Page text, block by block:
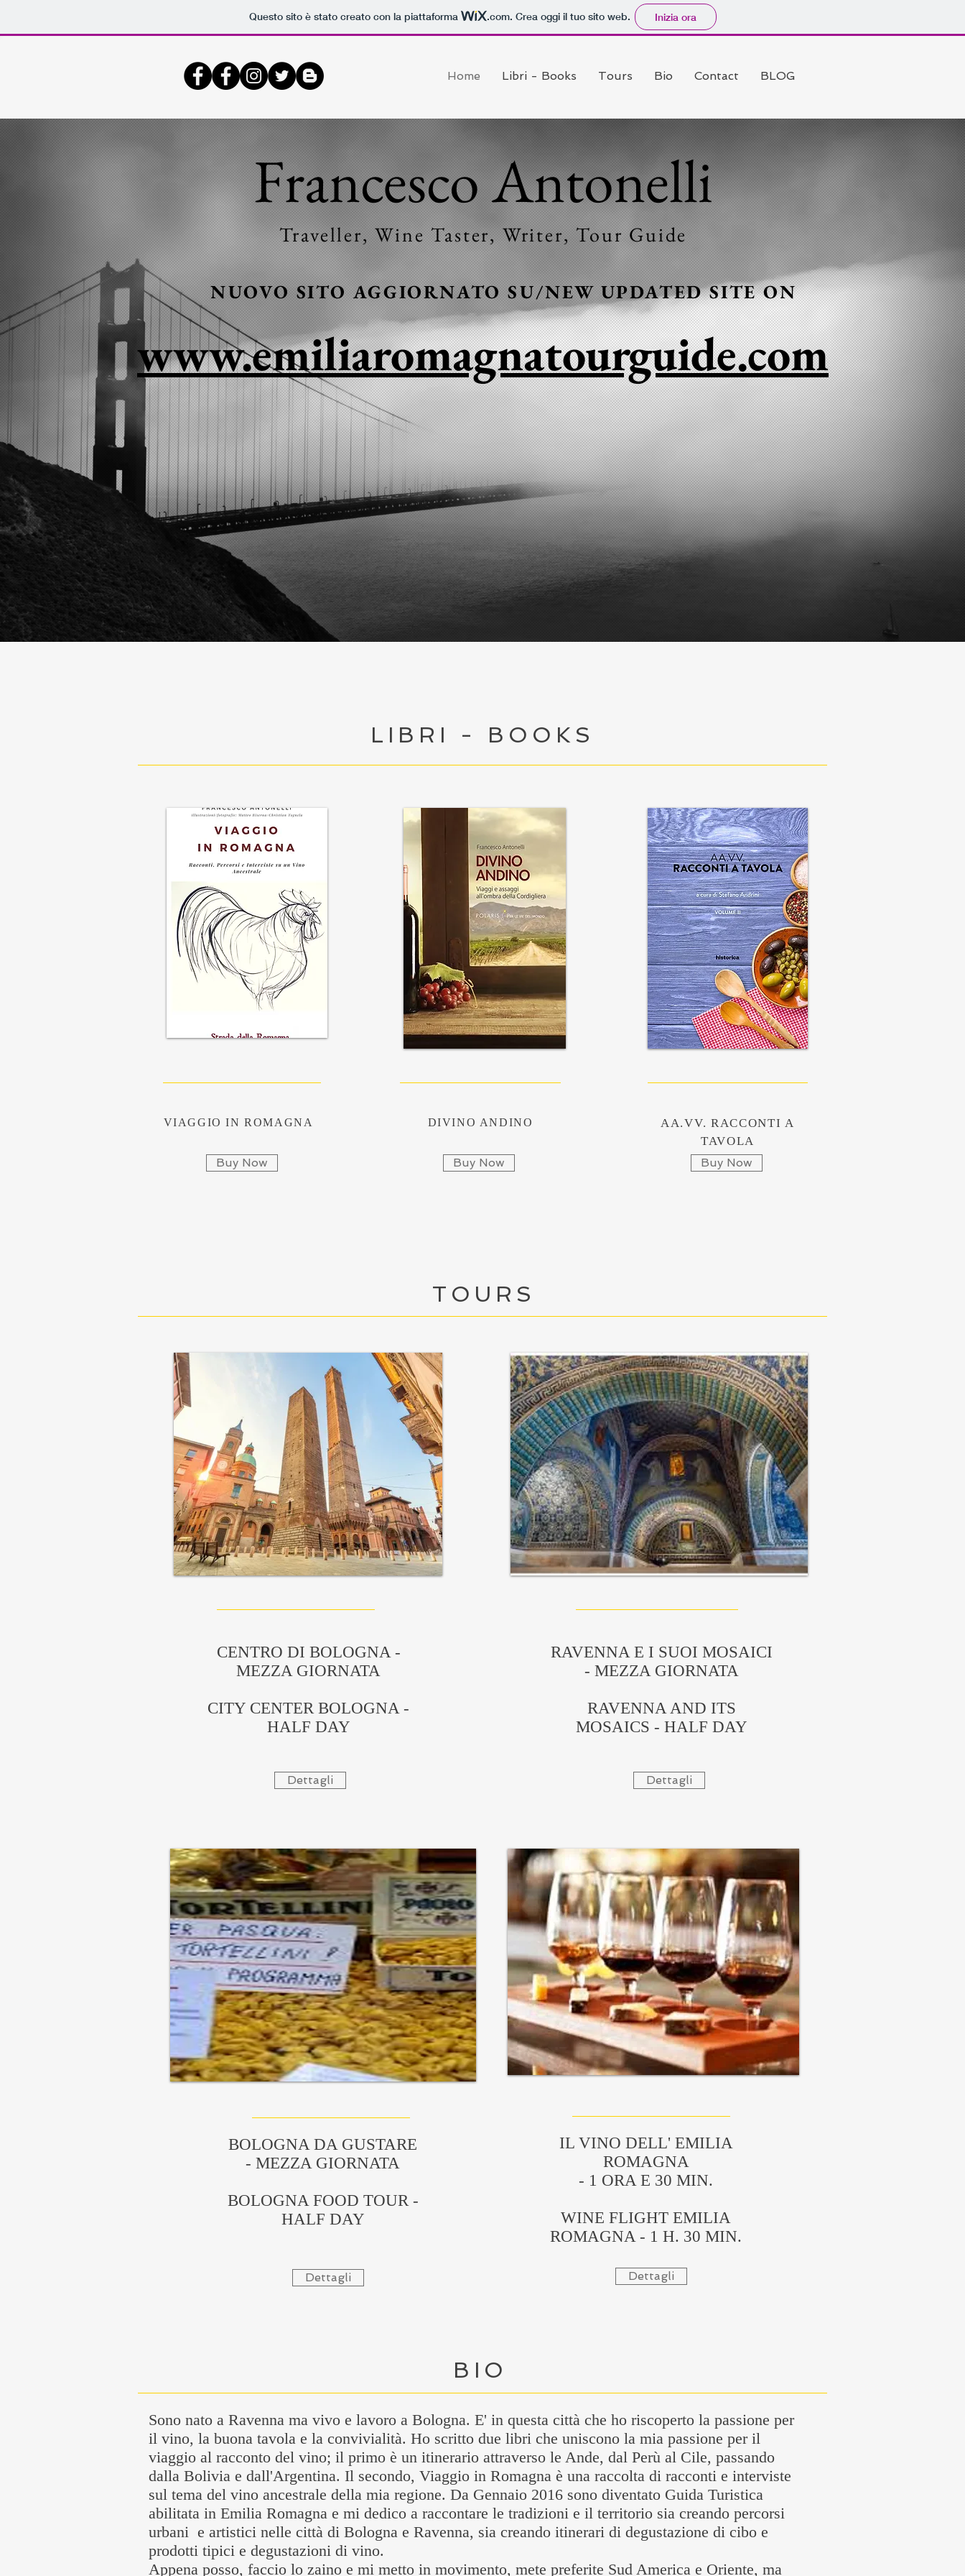
Questo sito è stato creato con la piattaforma .com. Crea oggi il tuo sito web. Inizia ora
Home Libri - Books Tours Bio Contact BLOG
Traveller, Wine Taster, Writer,Tour Guide
Francesco Antonelli
NUOVO SITO AGGIORNATO SU/NEW UPDATED SITE ON
www.emiliaromagnatourguide.com
BOOKS
BIO
Sono nato a Ravenna ma vivo e lavoro a Bologna. E' in questa città che ho riscoperto la passione per
il vino, la buona tavola e la convivialità. Ho scritto due libri che uniscono la mia passione per il
viaggio al racconto del vino; il primo è un itinerario attraverso le Ande, dal Perù al Cile, passando
dalla Bolivia e dall'Argentina. Il secondo, Viaggio in Romagna è una raccolta di racconti e interviste
sul tema del vino ancestrale della mia regione. Da Gennaio 2016 sono diventato Guida Turistica
abilitata in Emilia Romagna e mi dedico a raccontare le tradizioni e il territorio sia creando percorsi
urbani e artistici nelle città di Bologna e Ravenna, sia creando itinerari di degustazione di cibo e
prodotti tipici e degustazioni di vino.
Appena posso, faccio lo zaino e mi metto in movimento, mete preferite Sud America e Oriente, ma
LIBRI - BOOKS
VIAGGIO IN ROMAGNA
Buy Now
DIVINO ANDINO
Buy Now
AA.VV. RACCONTI A
TAVOLA
Buy Now
TOURS
CENTRO DI BOLOGNA -
MEZZA GIORNATA
CITY CENTER BOLOGNA -
HALF DAY
Dettagli
BOLOGNA DA GUSTARE
- MEZZA GIORNATA
BOLOGNA FOOD TOUR -
HALF DAY
Dettagli
RAVENNA E I SUOI MOSAICI
- MEZZA GIORNATA
RAVENNA AND ITS
MOSAICS - HALF DAY
Dettagli
IL VINO DELL' EMILIA
ROMAGNA
- 1 ORA E 30 MIN.
WINE FLIGHT EMILIA
ROMAGNA - 1 H. 30 MIN.
Dettagli